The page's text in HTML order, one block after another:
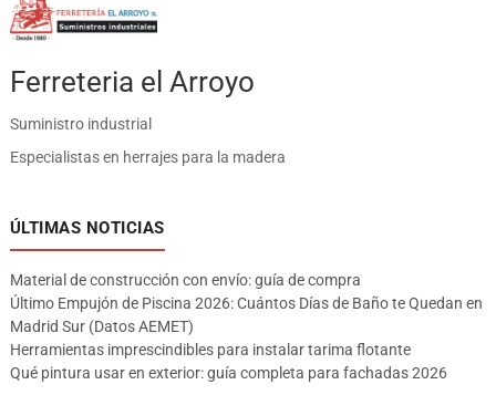
Ferreteria el Arroyo
Suministro industrial
Especialistas en herrajes para la madera
ÚLTIMAS NOTICIAS
Material de construcción con envío: guía de compra
Último Empujón de Piscina 2026: Cuántos Días de Baño te Quedan en
Madrid Sur (Datos AEMET)
Herramientas imprescindibles para instalar tarima flotante
Qué pintura usar en exterior: guía completa para fachadas 2026